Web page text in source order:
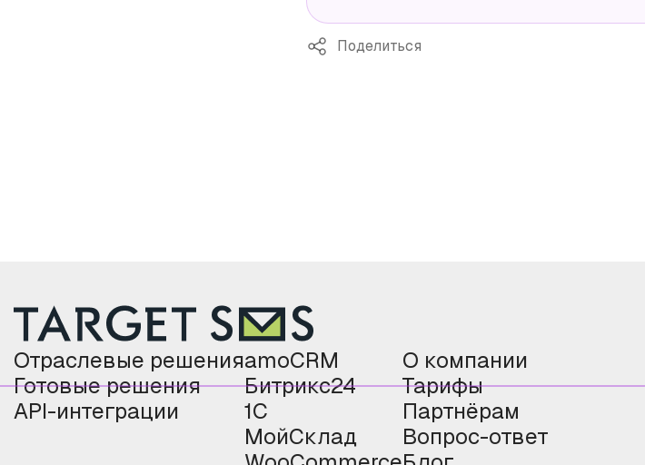
Поделиться
Отраслевые решения
Готовые решения
API-интеграции
amoCRM
Битрикс24
1С
МойСклад
О компании
Тарифы
Партнёрам
Вопрос-ответ